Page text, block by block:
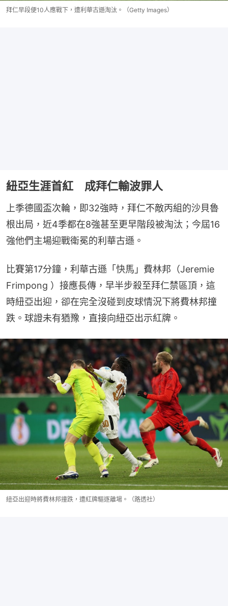
拜仁早段便10人應戰下，遭利華古遜淘汰。（Getty Images）
紐亞生涯首紅 成拜仁輸波罪人
上季德國盃次輪，即32強時，拜仁不敵丙組的沙貝魯
根出局，近4季都在8強甚至更早階段被淘汰；今屆16
強他們主場迎戰衛冕的利華古遜。
比賽第17分鐘，利華古遜「快馬」費林邦（Jeremie
Frimpong ）接應長傳，早半步殺至拜仁禁區頂，這
時紐亞出迎，卻在完全沒碰到皮球情況下將費林邦撞
跌。球證未有猶豫，直接向紐亞出示紅牌。
紐亞出迎時將費林邦撞跌，遭紅牌驅逐離場。（路透社）